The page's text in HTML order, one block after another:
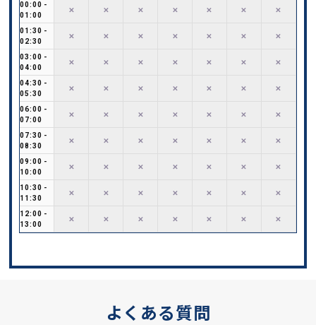
00:00 -
01:00
01:30 -
02:30
03:00 -
04:00
04:30 -
05:30
06:00 -
07:00
07:30 -
08:30
09:00 -
10:00
10:30 -
11:30
12:00 -
13:00
✕
✕
✕
✕
✕
✕
✕
✕
✕
✕
✕
✕
✕
✕
✕
✕
✕
✕
✕
✕
✕
✕
✕
✕
✕
✕
✕
✕
✕
✕
✕
✕
✕
✕
✕
✕
✕
✕
✕
✕
✕
✕
✕
✕
✕
✕
✕
✕
✕
✕
✕
✕
✕
✕
✕
✕
✕
✕
✕
✕
✕
✕
✕
よくある質問